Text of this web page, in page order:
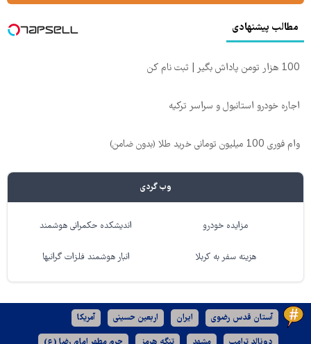
مطالب پیشنهادی
100 هزار تومن پاداش بگیر | ثبت نام کن
اجاره خودرو استانبول و سراسر ترکیه
وام فوری 100 میلیون تومانی خرید طلا (بدون ضامن)
وب گردی
مزایده خودرو اندیشکده حکمرانی هوشمند
هزینه سفر به کربلا انبار هوشمند فلزات گرانبها
آستان قدس رضوی ایران اربعین حسینی آمریکا